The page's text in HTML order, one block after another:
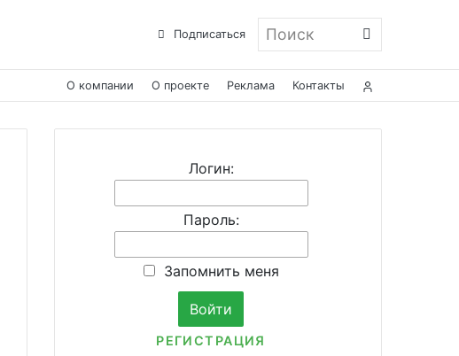
Подписаться Поиск
О компании О проекте Реклама Контакты
Логин:
Пароль:
Запомнить меня
РЕГИСТРАЦИЯ